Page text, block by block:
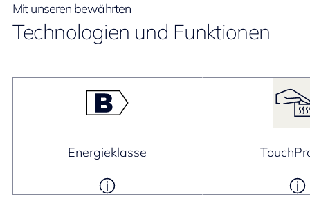
Mit unseren bewährten
Technologien und Funktionen
Energieklasse